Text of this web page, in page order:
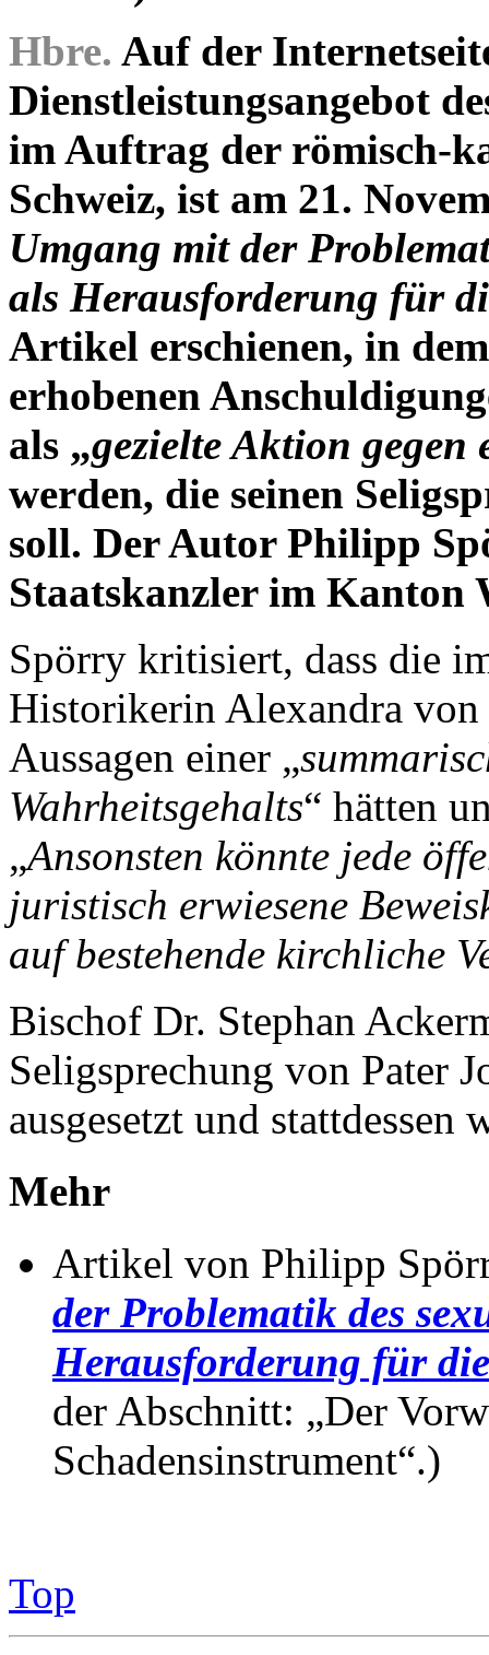
Hbre. Auf der
Dienstleistungsangebot
im Auftrag der römisch-
Schweiz, ist am 21.
Umgang mit der
als Herausforderung für
Artikel erschienen, in
erhobenen
als „gezielte Aktion
werden, die seinen
soll. Der Autor Philipp
Staatskanzler im Kanton
Spörry kritisiert, dass die
Historikerin Alexandra von
Aussagen einer „
Wahrheitsgehalts“ hätten
„Ansonsten könnte jede
juristisch erwiesene
auf bestehende kirchliche
Bischof Dr. Stephan
Seligsprechung von Pater
ausgesetzt und stattdessen
Mehr
Artikel von Philipp
der Problematik des
Herausforderung für
der Abschnitt: „Der
Schadensinstrument“.)
Top